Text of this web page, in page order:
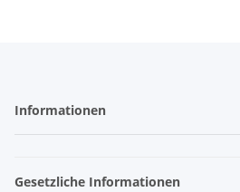
Informationen
Gesetzliche Informationen